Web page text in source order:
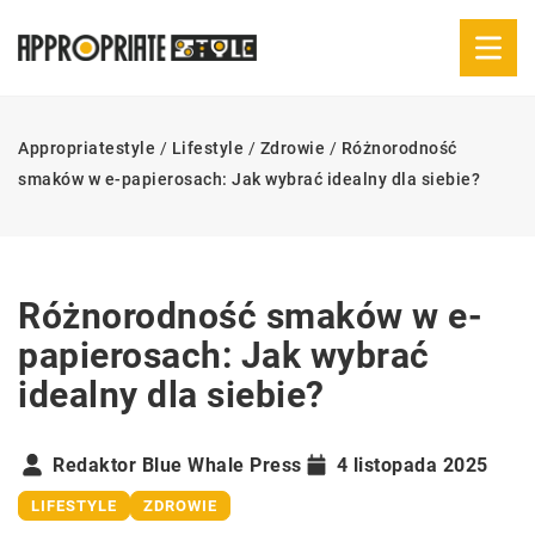
Appropriatestyle / Lifestyle / Zdrowie / Różnorodność
smaków w e-papierosach: Jak wybrać idealny dla siebie?
Różnorodność smaków w e-
papierosach: Jak wybrać
idealny dla siebie?
Redaktor Blue Whale Press 4 listopada 2025
LIFESTYLE ZDROWIE